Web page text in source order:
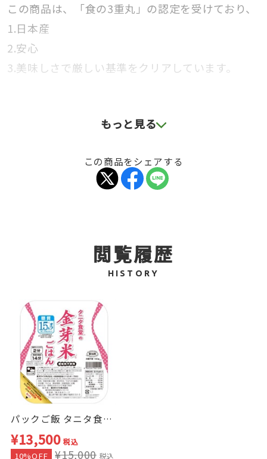
この商品は、「食の3重丸」の認定を受けており、
1.日本産
2.安心
3.美味しさで厳しい基準をクリアしています。
ごはんを炊く時間がない時やアウトドア、防災な
※「金芽米」は東洋ライス株式会社の登録商標で
糖質15%オフ
※1食(160g)あたり
※日本食品標準成分表 2015年版(七訂)〔水稲め
し〕/精白米/うるち米比較
もっと見る
この商品をシェアする
閲覧履歴
HISTORY
パックご飯 タニタ食堂の金芽米ごはん 24食 3箱セット
¥13,500 税込
10%OFF ¥15,000 税込